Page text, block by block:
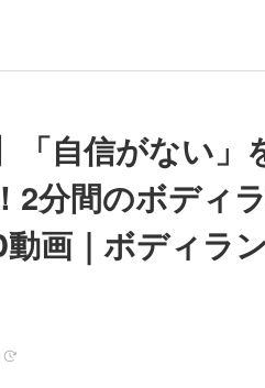
「自信がない」
2分間のボディ
画｜ボディラ